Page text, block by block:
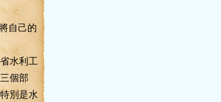
自己的
水利工
個部
別是水